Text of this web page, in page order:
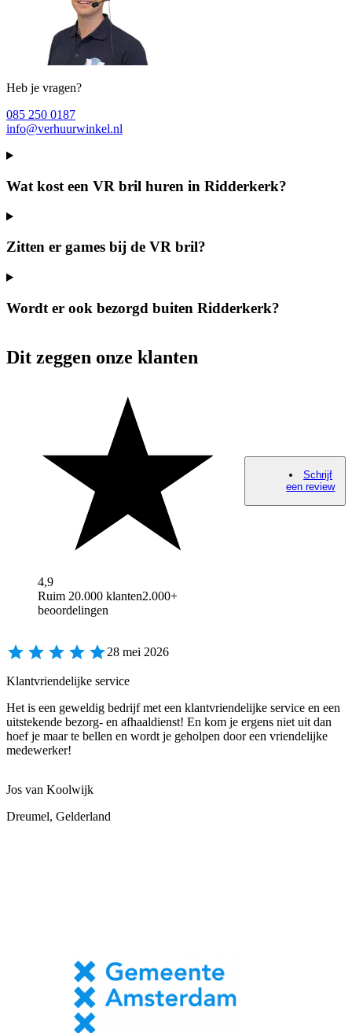
Heb je vragen?
085 250 0187
info@verhuurwinkel.nl
Wat kost een VR bril huren in Ridderkerk?
Zitten er games bij de VR bril?
Wordt er ook bezorgd buiten Ridderkerk?
Dit zeggen onze klanten
4,9
Ruim 20.000 klanten2.000+
beoordelingen
Schrijf
een review
28 mei 2026
Klantvriendelijke service
Het is een geweldig bedrijf met een klantvriendelijke service en een
uitstekende bezorg- en afhaaldienst! En kom je ergens niet uit dan
hoef je maar te bellen en wordt je geholpen door een vriendelijke
medewerker!
Jos van Koolwijk
Dreumel, Gelderland